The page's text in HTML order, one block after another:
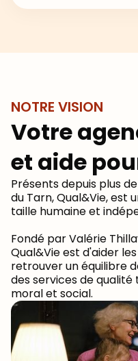
NOTRE VISION
Votre
et aide
Présents depuis plus
du Tarn, Qual&Vie, est
taille humaine et
Fondé par Valérie
Qual&Vie est d'aider
retrouver un équilibre
des services de
moral et social.